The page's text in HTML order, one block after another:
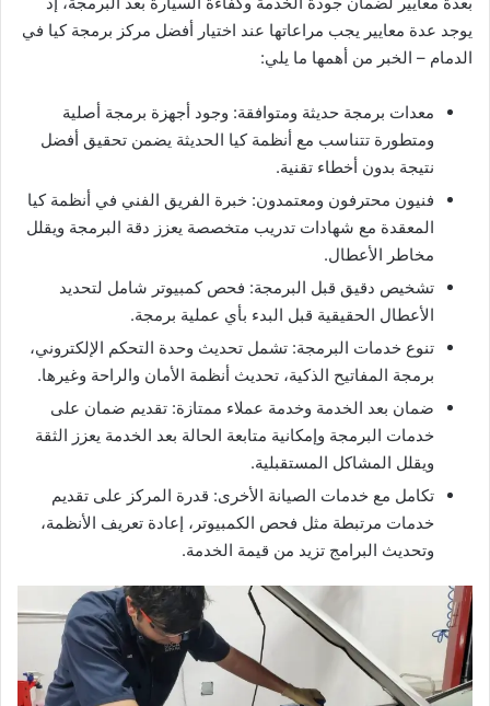
يوجد عدة معايير يجب مراعاتها عند اختيار أفضل مركز برمجة كيا في
الدمام – الخبر من أهمها ما يلي:
معدات برمجة حديثة ومتوافقة: وجود أجهزة برمجة أصلية
ومتطورة تتناسب مع أنظمة كيا الحديثة يضمن تحقيق أفضل
نتيجة بدون أخطاء تقنية.
فنيون محترفون ومعتمدون: خبرة الفريق الفني في أنظمة كيا
المعقدة مع شهادات تدريب متخصصة يعزز دقة البرمجة ويقلل
مخاطر الأعطال.
تشخيص دقيق قبل البرمجة: فحص كمبيوتر شامل لتحديد
الأعطال الحقيقية قبل البدء بأي عملية برمجة.
تنوع خدمات البرمجة: تشمل تحديث وحدة التحكم الإلكتروني،
برمجة المفاتيح الذكية، تحديث أنظمة الأمان والراحة وغيرها.
ضمان بعد الخدمة وخدمة عملاء ممتازة: تقديم ضمان على
خدمات البرمجة وإمكانية متابعة الحالة بعد الخدمة يعزز الثقة
ويقلل المشاكل المستقبلية.
تكامل مع خدمات الصيانة الأخرى: قدرة المركز على تقديم
خدمات مرتبطة مثل فحص الكمبيوتر، إعادة تعريف الأنظمة،
وتحديث البرامج تزيد من قيمة الخدمة.